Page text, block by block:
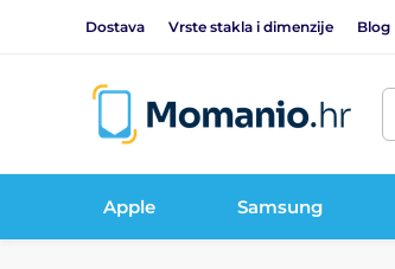
Dostava Vrste stakla i dimenzije Blog
Apple Samsung